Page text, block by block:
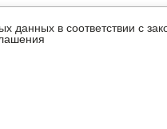
данных в соответствии с